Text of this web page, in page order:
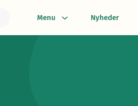
Menu Nyheder